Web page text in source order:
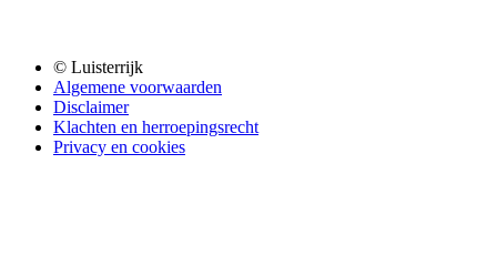
© Luisterrijk
Algemene voorwaarden
Disclaimer
Klachten en herroepingsrecht
Privacy en cookies